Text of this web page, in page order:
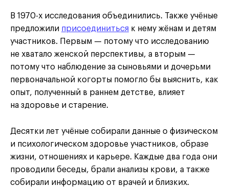
В 1970-х исследования объединились. Также учёные
предложили присоединиться к нему жёнам и детям
участников. Первым — потому что исследованию
не хватало женской перспективы, а вторым —
потому что наблюдение за сыновьями и дочерьми
первоначальной когорты помогло бы выяснить, как
опыт, полученный в раннем детстве, влияет
на здоровье и старение.
Десятки лет учёные собирали данные о физическом
и психологическом здоровье участников, образе
жизни, отношениях и карьере. Каждые два года они
проводили беседы, брали анализы крови, а также
собирали информацию от врачей и близких.